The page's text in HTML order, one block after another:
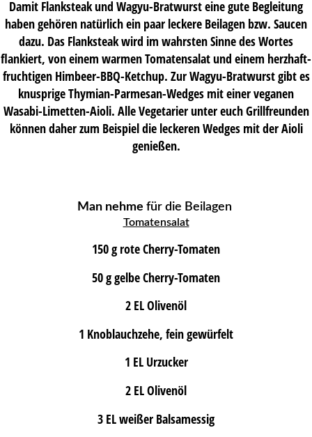
Damit Flanksteak und Wagyu-Bratwurst eine gute Begleitung
haben gehören natürlich ein paar leckere Beilagen bzw. Saucen
dazu. Das Flanksteak wird im wahrsten Sinne des Wortes
flankiert, von einem warmen Tomatensalat und einem herzhaft-
fruchtigen Himbeer-BBQ-Ketchup. Zur Wagyu-Bratwurst gibt es
knusprige Thymian-Parmesan-Wedges mit einer veganen
Wasabi-Limetten-Aioli. Alle Vegetarier unter euch Grillfreunden
können daher zum Beispiel die leckeren Wedges mit der Aioli
genießen.
Man nehme für die Beilagen
Tomatensalat
150 g rote Cherry-Tomaten
50 g gelbe Cherry-Tomaten
2 EL Olivenöl
1 Knoblauchzehe, fein gewürfelt
1 EL Urzucker
2 EL Olivenöl
3 EL weißer Balsamessig